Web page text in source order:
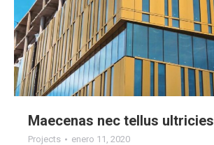
Maecenas nec tellus ultricies
Projects enero 11, 2020